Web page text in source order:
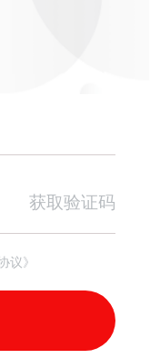
获取验证码
议》